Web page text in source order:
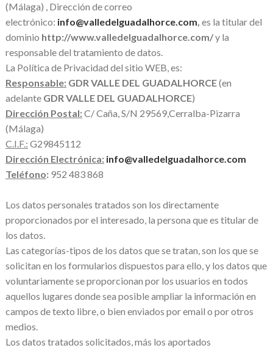
(Málaga) , Dirección de correo
electrónico: info@valledelguadalhorce.com, es la titular del
dominio http://www.valledelguadalhorce.com/y la
responsable del tratamiento de datos.
La Política de Privacidad del sitio WEB, es:
Responsable:GDR VALLE DEL GUADALHORCE(en
adelante GDR VALLE DEL GUADALHORCE)
Dirección Postal:C/ Caña, S/N 29569,Cerralba-Pizarra
(Málaga)
C.I.F.: G29845112
Dirección Electrónica: info@valledelguadalhorce.com
Teléfono:952 483 868
Los datos personales tratados son los directamente
proporcionados por el interesado, la persona que es titular de
los datos.
Las categorías-tipos de los datos que se tratan, son los que se
solicitan en los formularios dispuestos para ello, y los datos que
voluntariamente se proporcionan por los usuarios en todos
aquellos lugares donde sea posible ampliar la información en
campos de texto libre, o bien enviados por email o por otros
medios.
Los datos tratados solicitados, más los aportados